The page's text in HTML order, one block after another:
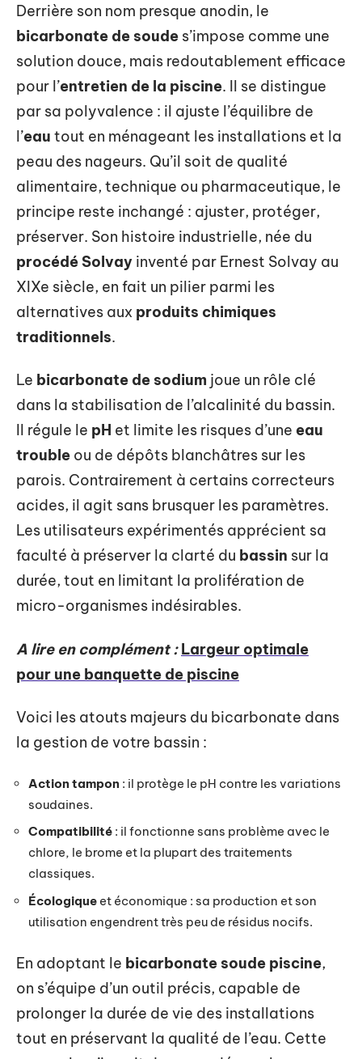
Derrière son nom presque anodin, le
bicarbonate de soude s’impose comme une
solution douce, mais redoutablement efficace
pour l’entretien de la piscine. Il se distingue
par sa polyvalence : il ajuste l’équilibre de
l’eau tout en ménageant les installations et la
peau des nageurs. Qu’il soit de qualité
alimentaire, technique ou pharmaceutique, le
principe reste inchangé : ajuster, protéger,
préserver. Son histoire industrielle, née du
procédé Solvay inventé par Ernest Solvay au
XIXe siècle, en fait un pilier parmi les
alternatives aux produits chimiques
traditionnels.
Le bicarbonate de sodium joue un rôle clé
dans la stabilisation de l’alcalinité du bassin.
Il régule le pH et limite les risques d’une eau
trouble ou de dépôts blanchâtres sur les
parois. Contrairement à certains correcteurs
acides, il agit sans brusquer les paramètres.
Les utilisateurs expérimentés apprécient sa
faculté à préserver la clarté du bassin sur la
durée, tout en limitant la prolifération de
micro-organismes indésirables.
A lire en complément : Largeur optimale
pour une banquette de piscine
Voici les atouts majeurs du bicarbonate dans
la gestion de votre bassin :
Action tampon : il protège le pH contre les variations
soudaines.
Compatibilité : il fonctionne sans problème avec le
chlore, le brome et la plupart des traitements
classiques.
Écologique et économique : sa production et son
utilisation engendrent très peu de résidus nocifs.
En adoptant le bicarbonate soude piscine,
on s’équipe d’un outil précis, capable de
prolonger la durée de vie des installations
tout en préservant la qualité de l’eau. Cette